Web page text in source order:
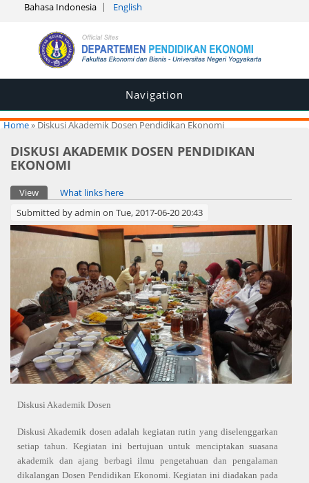
Bahasa Indonesia English
Navigation
You are here
Home» Diskusi Akademik Dosen Pendidikan Ekonomi
DISKUSI AKADEMIK DOSEN PENDIDIKAN
EKONOMI
Primary tabs
View (active tab)
What links here
Submitted byadmin on Tue, 2017-06-20 20:43
Diskusi Akademik Dosen
Diskusi Akademik dosen adalah kegiatan rutin yang diselenggarkan
setiap tahun. Kegiatan ini bertujuan untuk menciptakan suasana
akademik dan ajang berbagi ilmu pengetahuan dan pengalaman
dikalangan Dosen Pendidikan Ekonomi. Kegiatan ini diadakan pada